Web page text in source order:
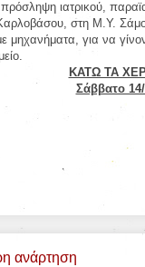
ιατρικού,
στη Μ.Υ.
μηχανήματα, για να
ΚΑΤΩ ΤΑ
Σάββατο
ανάρτηση